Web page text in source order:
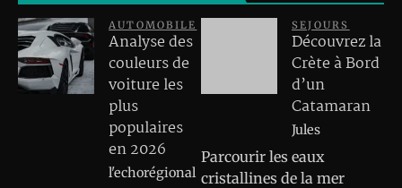
AUTOMOBILE
Analyse des
couleurs de
voiture les
plus
populaires
en 2026
l'echorégional
SEJOURS
Découvrez la
Crète à Bord
d’un
Catamaran
Jules
Parcourir les eaux
cristallines de la mer